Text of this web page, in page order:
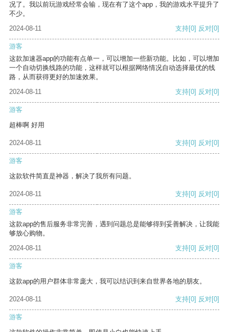
况了。我以前玩游戏经常会输，现在有了这个app，我的游戏水平提升了
不少。
2024-08-11
支持[0] 反对[0]
游客
这款加速器app的功能有点单一，可以增加一些新功能。比如，可以增加
一个自动切换线路的功能，这样就可以根据网络情况自动选择最优的线
路，从而获得更好的加速效果。
2024-08-11
支持[0] 反对[0]
游客
超棒啊 好用
2024-08-11 支持[0] 反对[0]
游客
这款软件简直是神器，解决了我所有问题。
2024-08-11 支持[0] 反对[0]
游客
这款app的售后服务非常完善，遇到问题总是能够得到妥善解决，让我能
够放心购物。
2024-08-11
支持[0] 反对[0]
游客
这款app的用户群体非常庞大，我可以结识到来自世界各地的朋友。
2024-08-11 支持[0] 反对[0]
游客